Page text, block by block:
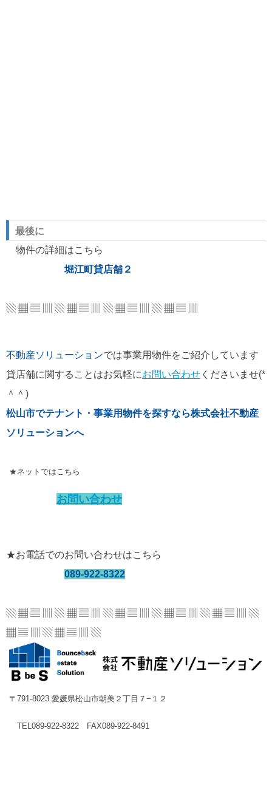
最後に
物件の詳細はこちら
堀江町貸店舗２
▧ ▦ ▤ ▥ ▧ ▦ ▤ ▥ ▧ ▦ ▤ ▥ ▧ ▦ ▤ ▥
不動産ソリューションでは事業用物件をご紹介しています
貸店舗に関することはお気軽にお問い合わせ くださいませ(*
＾＾)
松山市でテナント・事業用物件を探すなら株式会社不動産
ソリューションへ
★ネットではこちら
お問い合わせ
★お電話でのお問い合わせはこちら
089-922-8322
▧ ▦ ▤ ▥ ▧ ▦ ▤ ▥ ▧ ▦ ▤ ▥ ▧ ▦ ▤ ▥ ▧ ▦ ▤ ▥ ▧
▦ ▤ ▥ ▧ ▦ ▤ ▥ ▧
〒791-8023 愛媛県松山市朝美２丁目７−１２
TEL089-922-8322 FAX089-922-8491